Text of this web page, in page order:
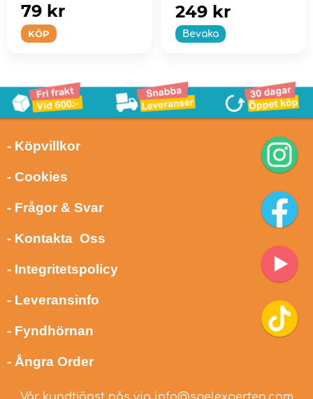
KÖP
79 kr
Bevaka
249 kr
- Köpvillkor
- Cookies
- Frågor & Svar
- Kontakta Oss
- Integritetspolicy
- Leveransinfo
- Fyndhörnan
- Ångra Order